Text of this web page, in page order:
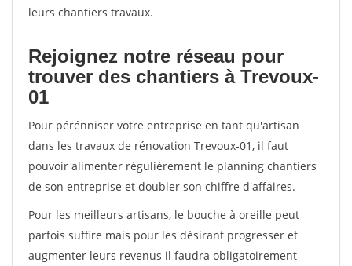
leurs chantiers travaux.
Rejoignez notre réseau pour
trouver des chantiers à Trevoux-
01
Pour pérénniser votre entreprise en tant qu'artisan
dans les travaux de rénovation Trevoux-01, il faut
pouvoir alimenter régulièrement le planning chantiers
de son entreprise et doubler son chiffre d'affaires.
Pour les meilleurs artisans, le bouche à oreille peut
parfois suffire mais pour les désirant progresser et
augmenter leurs revenus il faudra obligatoirement